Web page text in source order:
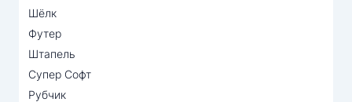
Шёлк
Футер
Штапель
Супер Софт
Рубчик